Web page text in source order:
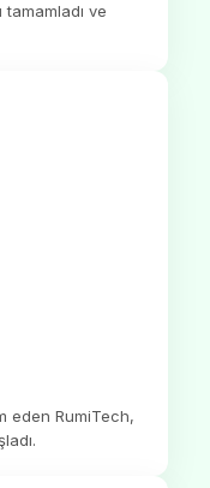
tamamladı ve
eden RumiTech,